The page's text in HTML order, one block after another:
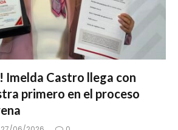
Imelda Castro llega con
primero en el proceso